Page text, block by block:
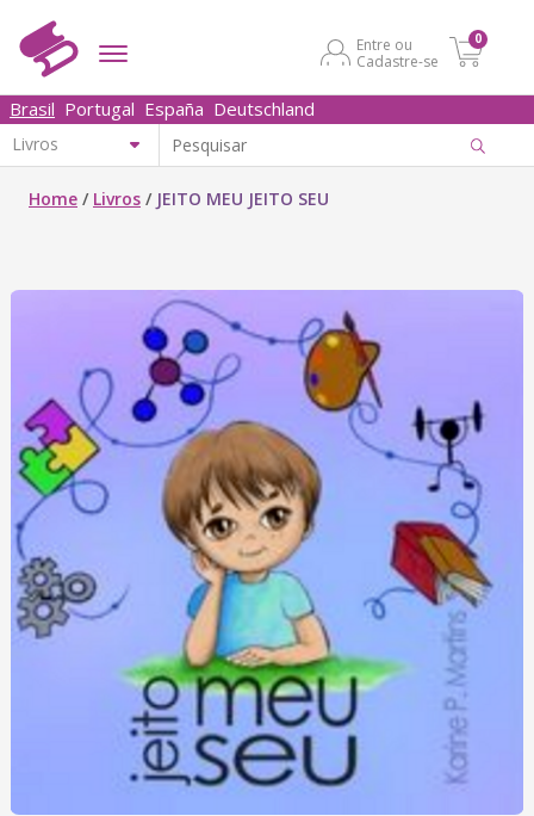
Entre ou
Cadastre-se
0
Brasil Portugal España Deutschland
Home / Livros / JEITO MEU JEITO SEU